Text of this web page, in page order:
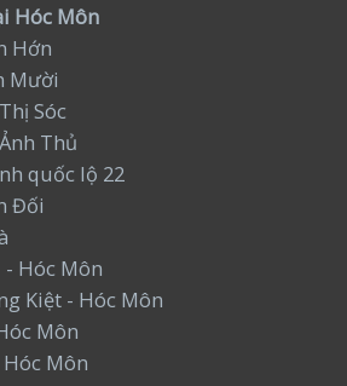
Hóc Môn
Hớn
Mười
Sóc
Thủ
quốc lộ 22
Đối
Hóc Môn
Kiệt - Hóc Môn
Môn
Môn